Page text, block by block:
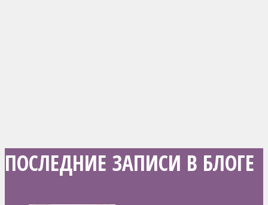
ПОСЛЕДНИЕ ЗАПИСИ В БЛОГЕ